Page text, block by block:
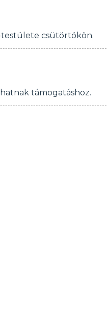
testülete csütörtökön.
támogatáshoz.